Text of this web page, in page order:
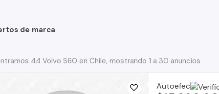
de marca
44 Volvo S60 en Chile, mostrando 1 a 30 anuncios
Autoefec